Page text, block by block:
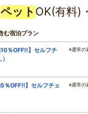
ペット OK(有料)
む宿泊プラン
％OFF!!】セルフチ
※通常の
％OFF!!】セルフチェ
※通常の